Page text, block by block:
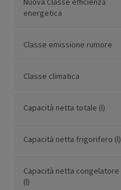
energetica
Classe emissione rumore
Classe climatica
Capacità netta totale (l)
Capacità netta frigorifero (l)
Capacità netta congelatore
(l)